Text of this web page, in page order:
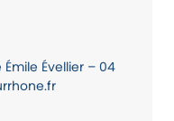
Évellier – 04